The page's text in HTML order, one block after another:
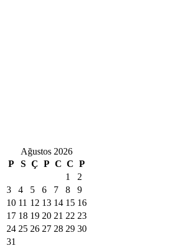
Ağustos 2026
P
S Ç P C C P
1
2
3
4 5 6 7 8
9
10 11 12 13 14 15 16
17 18 19 20 21 22 23
24 25 26 27 28 29 30
31